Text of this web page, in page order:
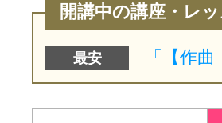
開講中の講座・レ
最安